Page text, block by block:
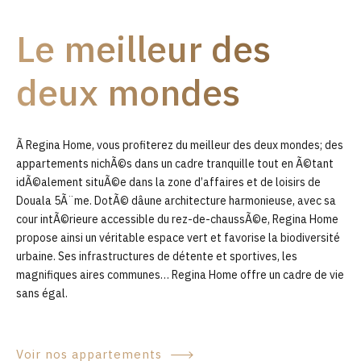
0
Le meilleur des
deux mondes
Ã Regina Home, vous profiterez du meilleur des deux mondes; des
appartements nichÃ©s dans un cadre tranquille tout en Ã©tant
idÃ©alement situÃ©e dans la zone d’affaires et de loisirs de
Douala 5Ã¨me. DotÃ© dâune architecture harmonieuse, avec sa
cour intÃ©rieure accessible du rez-de-chaussÃ©e, Regina Home
propose ainsi un véritable espace vert et favorise la biodiversité
urbaine. Ses infrastructures de détente et sportives, les
magnifiques aires communes… Regina Home offre un cadre de vie
sans égal.
Voir nos appartements